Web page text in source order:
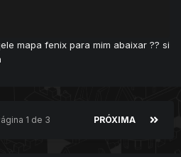
mapa fenix para mim abaixar ?? si
PRÓXIMA
1 de 3